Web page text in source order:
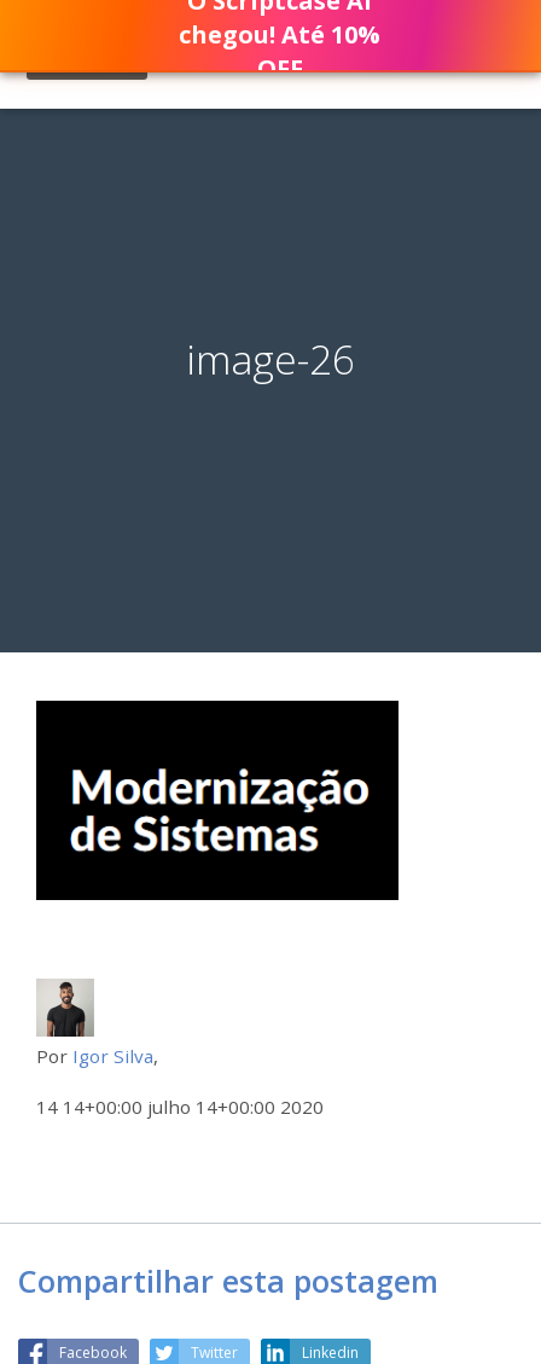
image-26
Por Igor Silva,
14 14+00:00 julho 14+00:00 2020
Compartilhar esta postagem
Facebook Twitter Linkedin
chegou! Até 10%
OFF